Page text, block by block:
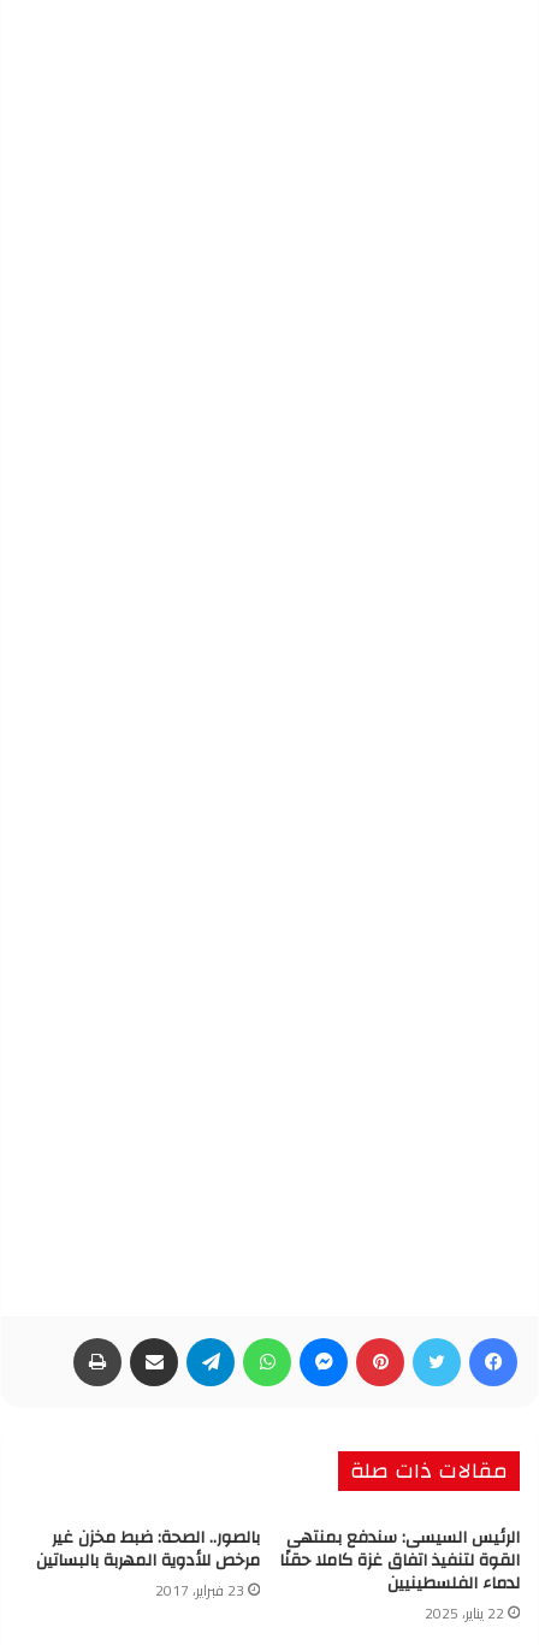
فيسبوك تويتر بينتيريست ماسنجر واتساب تيلقرام مشاركة عبر البريد
مقالات ذات صلة
الرئيس السيسى: سندفع بمنتهى
القوة لتنفيذ اتفاق غزة كاملا حقنًا
لدماء الفلسطينيين
22 يناير، 2025
بالصور.. الصحة: ضبط مخزن غير
مرخص للأدوية المهربة بالبساتين
23 فبراير، 2017